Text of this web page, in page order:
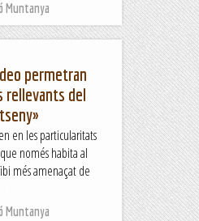
Muntanya
permetran
rellevants del
en les particularitats
només habita al
més amenaçat de
Muntanya